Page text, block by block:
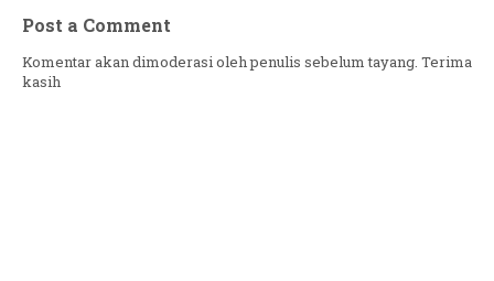
Post a Comment
Komentar akan dimoderasi oleh penulis sebelum tayang. Terima
kasih